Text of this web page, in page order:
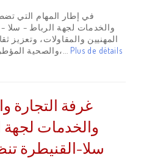
في إطار المهام التي
والخدمات لجهة الرباط – سلا –
المهنيين والمقاولات، وتعزيز
والصحية المؤطرة للأنشطة التجارية والغذائية،... Plus de détails
غرفة التجارة
والخدمات لجهة
سلا-القنيطرة